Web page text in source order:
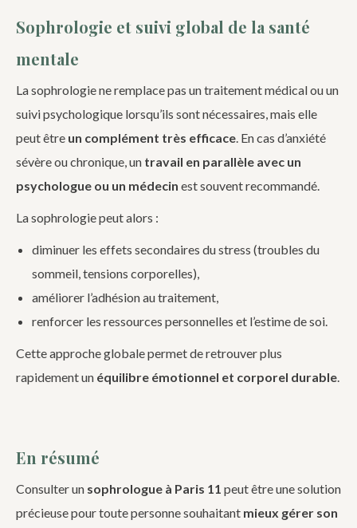
Sophrologie et suivi global de la santé
mentale
La sophrologie ne remplace pas un traitement médical ou un
suivi psychologique lorsqu’ils sont nécessaires, mais elle
peut être un complément très efficace. En cas d’anxiété
sévère ou chronique, un travail en parallèle avec un
psychologue ou un médecin est souvent recommandé.
La sophrologie peut alors :
diminuer les effets secondaires du stress (troubles du
sommeil, tensions corporelles),
améliorer l’adhésion au traitement,
renforcer les ressources personnelles et l’estime de soi.
Cette approche globale permet de retrouver plus
rapidement un équilibre émotionnel et corporel durable.
En résumé
Consulter un sophrologue à Paris 11 peut être une solution
précieuse pour toute personne souhaitant mieux gérer son